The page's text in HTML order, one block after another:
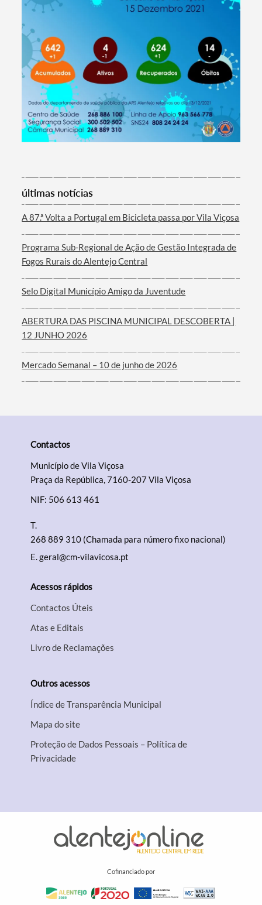
Categorias gerais
Filtros
últimas notícias
A 87.ª Volta a Portugal em Bicicleta passa por Vila Viçosa
Programa Sub-Regional de Ação de Gestão Integrada de
Fogos Rurais do Alentejo Central
Selo Digital Município Amigo da Juventude
ABERTURA DAS PISCINA MUNICIPAL DESCOBERTA |
12 JUNHO 2026
Mercado Semanal – 10 de junho de 2026
Contactos
Município de Vila Viçosa
Praça da República, 7160-207 Vila Viçosa
NIF: 506 613 461
T.
268 889 310 (Chamada para número fixo nacional)
E.geral@cm-vilavicosa.pt
Acessos rápidos
Contactos Úteis
Atas e Editais
Livro de Reclamações
Outros acessos
Índice de Transparência Municipal
Mapa do site
Proteção de Dados Pessoais – Política de
Privacidade
Cofinanciado por